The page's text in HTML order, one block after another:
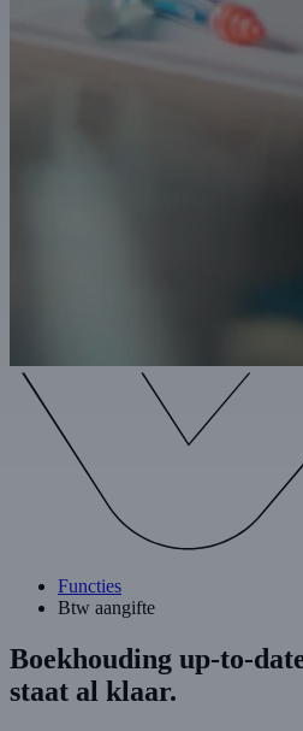
Functies
Btw aangifte
Boekhouding up-to-
staat al klaar.